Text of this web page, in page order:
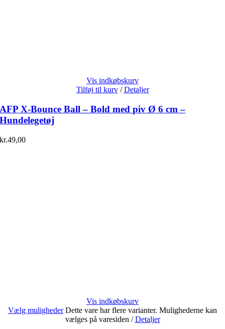
Vis indkøbskurv
Tilføj til kurv / Detaljer
AFP X-Bounce Ball – Bold med piv Ø 6 cm –
Hundelegetøj
kr.49,00
Vis indkøbskurv
Vælg muligheder Dette vare har flere varianter. Mulighederne kan
vælges på varesiden / Detaljer